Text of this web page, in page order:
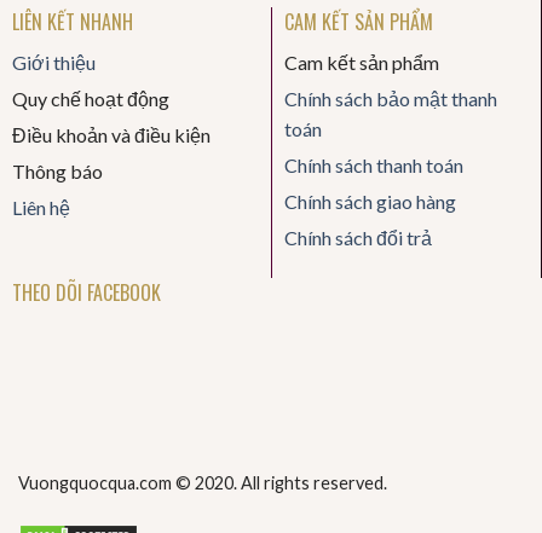
LIÊN KẾT NHANH
Giới thiệu
Quy chế hoạt động
Điều khoản và điều kiện
Thông báo
Liên hệ
CAM KẾT SẢN PHẨM
Cam kết sản phẩm
Chính sách bảo mật thanh
toán
Chính sách thanh toán
Chính sách giao hàng
Chính sách đổi trả
THEO DÕI FACEBOOK
Vuongquocqua.com © 2020. All rights reserved.